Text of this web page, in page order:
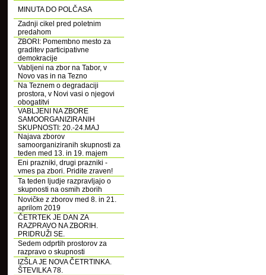
MINUTA DO POLČASA
Zadnji cikel pred poletnim
predahom
ZBORI: Pomembno mesto za
graditev participativne
demokracije
Vabljeni na zbor na Tabor, v
Novo vas in na Tezno
Na Teznem o degradaciji
prostora, v Novi vasi o njegovi
obogatitvi
VABLJENI NA ZBORE
SAMOORGANIZIRANIH
SKUPNOSTI: 20.-24.MAJ
Najava zborov
samoorganiziranih skupnosti za
teden med 13. in 19. majem
Eni prazniki, drugi prazniki -
vmes pa zbori. Pridite zraven!
Ta teden ljudje razpravljajo o
skupnosti na osmih zborih
Novičke z zborov med 8. in 21.
aprilom 2019
ČETRTEK JE DAN ZA
RAZPRAVO NA ZBORIH.
PRIDRUŽI SE.
Sedem odprtih prostorov za
razpravo o skupnosti
IZŠLA JE NOVA ČETRTINKA.
ŠTEVILKA 78.